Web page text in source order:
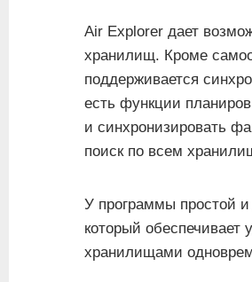
Air Explorer дает
хранилищ. Кроме
поддерживается
есть функции
и синхронизировать
поиск по всем
У программы простой
который обеспечивает
хранилищами